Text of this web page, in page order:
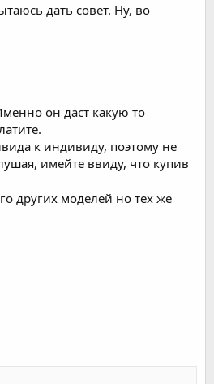
дать совет. Ну, во
он даст какую то
к индивиду, поэтому не
имейте ввиду, что купив
других моделей но тех же